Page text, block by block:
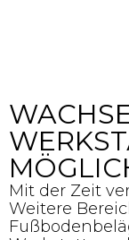
Mit der Zeit
Weitere